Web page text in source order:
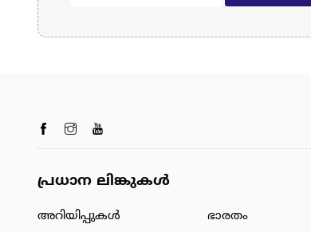
പ്രധാന ലിങ്കുകൾ
അറിയിപ്പുകള്‍ ഭാരതം